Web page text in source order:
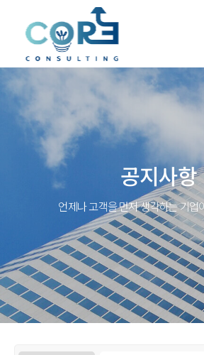
공지사항
언제나 고객을 먼저 생각하는 기업